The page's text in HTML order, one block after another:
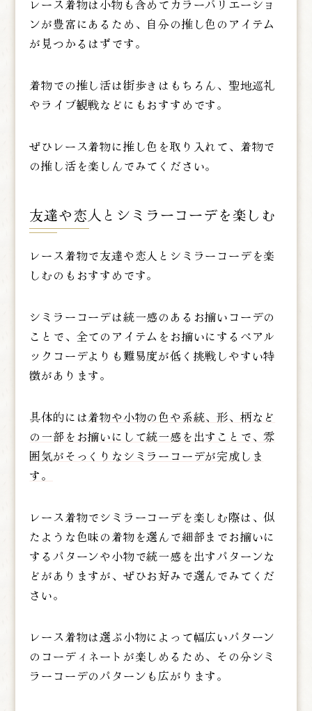
レース着物は小物も含めてカラーバリエーショ
ンが豊富にあるため、自分の推し色のアイテム
が見つかるはずです。
着物での推し活は街歩きはもちろん、聖地巡礼
やライブ観戦などにもおすすめです。
ぜひレース着物に推し色を取り入れて、着物で
の推し活を楽しんでみてください。
友達や恋人とシミラーコーデを楽しむ
レース着物で友達や恋人とシミラーコーデを楽
しむのもおすすめです。
シミラーコーデは統一感のあるお揃いコーデの
ことで、全てのアイテムをお揃いにするペアル
ックコーデよりも難易度が低く挑戦しやすい特
徴があります。
具体的には着物や小物の色や系統、形、柄など
の一部をお揃いにして統一感を出すことで、雰
囲気がそっくりなシミラーコーデが完成しま
す。
レース着物でシミラーコーデを楽しむ際は、似
たような色味の着物を選んで細部までお揃いに
するパターンや小物で統一感を出すパターンな
どがありますが、ぜひお好みで選んでみてくだ
さい。
レース着物は選ぶ小物によって幅広いパターン
のコーディネートが楽しめるため、その分シミ
ラーコーデのパターンも広がります。